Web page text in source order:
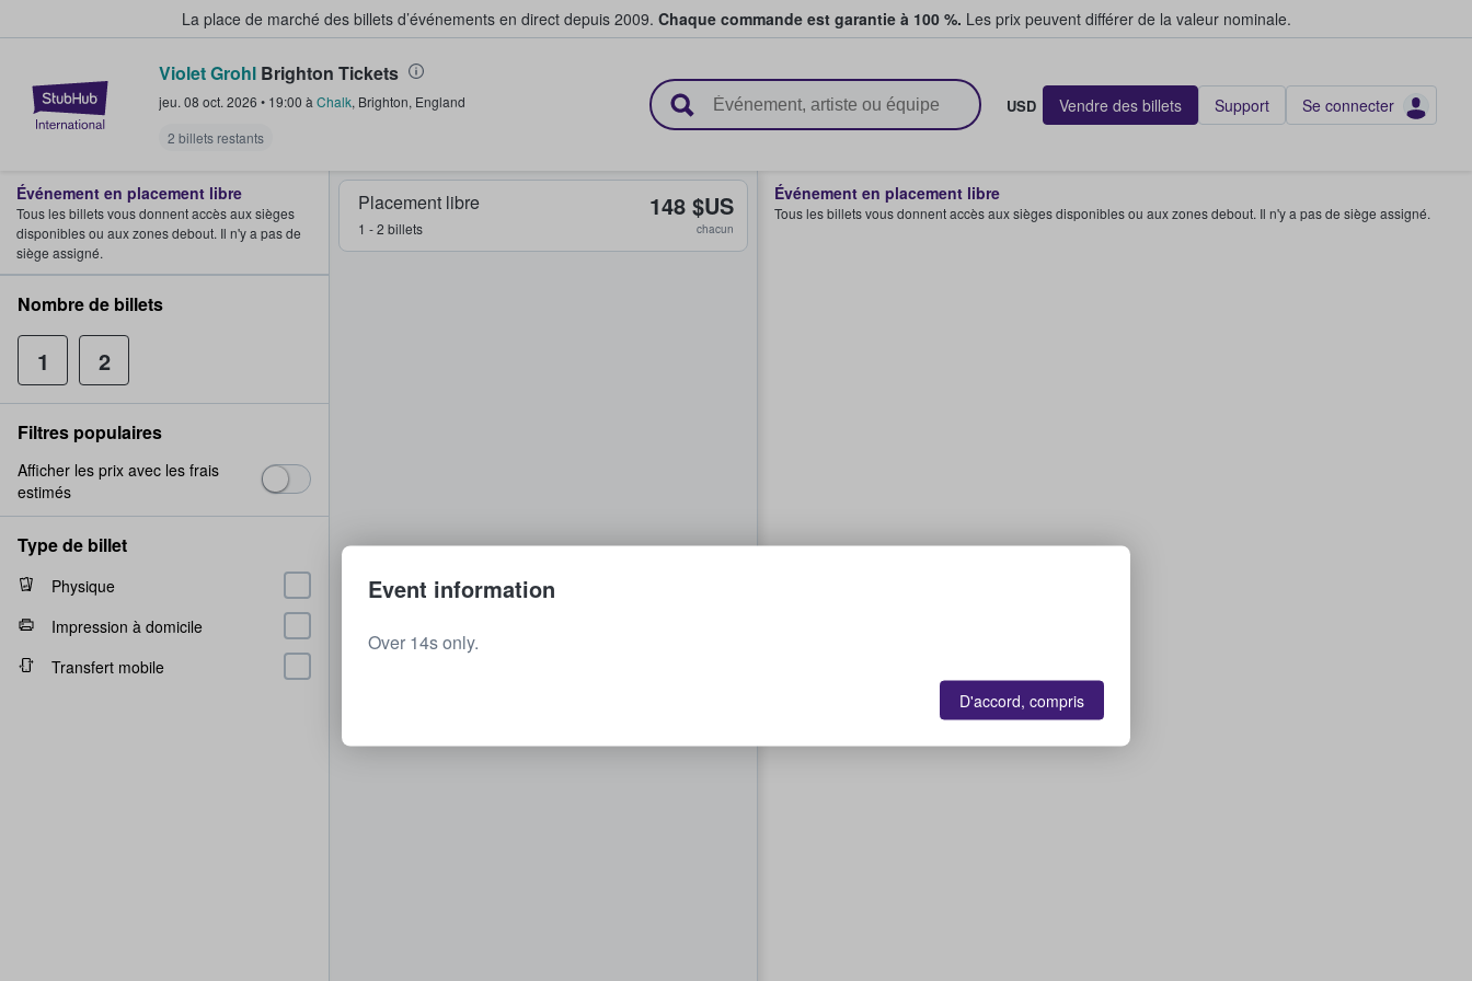
La place de marché des billets d’événements en direct depuis 2009. Chaque commande est garantie à 100 %. Les prix peuvent différer de la valeur nominale.
StubHub - Où les fans achètent et vendent des billets
Violet Grohl Brighton Tickets
jeu. 08 oct. 2026 • 19:00 à Chalk, Brighton, England
2 billets restants
USD Vendre des billets Support Se connecter
Placement libre
1 - 2 billets
148 $US
chacun
Événement en placement libre
Tous les billets vous donnent accès aux sièges disponibles ou aux zones debout. Il n'y a pas de siège assigné.
Événement en placement libre
Tous les billets vous donnent accès aux sièges
disponibles ou aux zones debout. Il n'y a pas de
siège assigné.
Nombre de billets
1 2
Filtres populaires
Afficher les prix avec les frais
estimés
Type de billet
Physique
Impression à domicile
Transfert mobile
Event information
Over 14s only.
D'accord, compris